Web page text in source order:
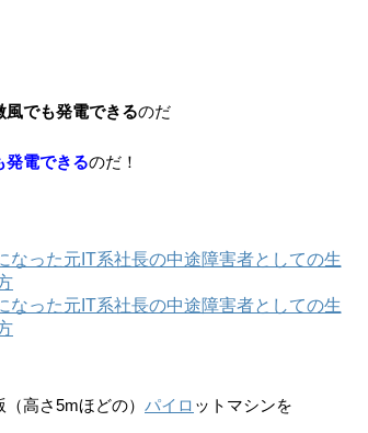
風でも発電できるのだ
発電できるのだ！
高さ5mほどの） パイロ ットマシンを